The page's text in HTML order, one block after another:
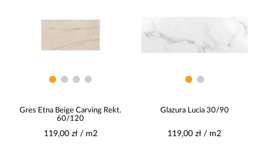
Gres Etna Beige Carving Rekt.
60/120
119,00 zł / m2
Glazura Lucia 30/90
119,00 zł / m2